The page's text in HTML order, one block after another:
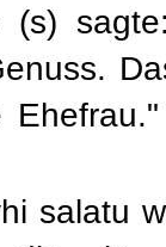
(s)
salatu